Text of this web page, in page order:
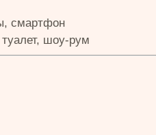
смартфон
шоу-рум